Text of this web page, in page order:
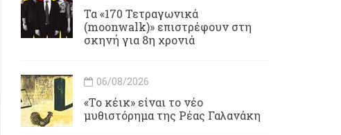
Τα «170 Τετραγωνικά
(moonwalk)» επιστρέφουν στη
σκηνή για 8η χρονιά
06/08/2026
«Το κέικ» είναι το νέο
μυθιστόρημα της Ρέας Γαλανάκη